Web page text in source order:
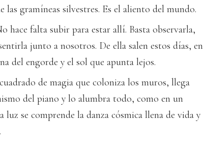
las gramíneas silvestres. Es el aliento del mundo.
hace falta subir para estar allí. Basta observarla,
junto a nosotros. De ella salen estos días, en
del engorde y el sol que apunta lejos.
de magia que coloniza los muros, llega
del piano y lo alumbra todo, como en un
luz se comprende la danza cósmica llena de vida y